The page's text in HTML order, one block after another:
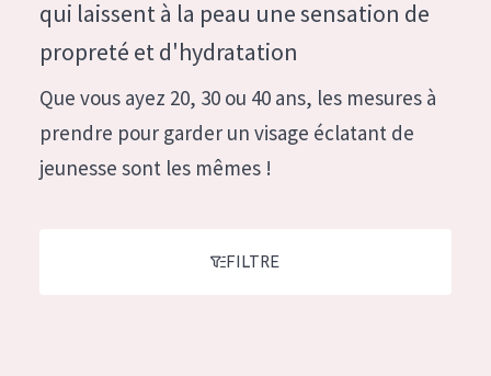
Hydratation et éclat
Réduction des rides
Régénération de la peau
Raffermissement de la peau
Peau ménopausée
German
Spanish
Greek
qui laissent à la peau une sensation de
propreté et d'hydratation
Que vous ayez 20, 30 ou 40 ans, les mesures à
prendre pour garder un visage éclatant de
jeunesse sont les mêmes !
FILTRE